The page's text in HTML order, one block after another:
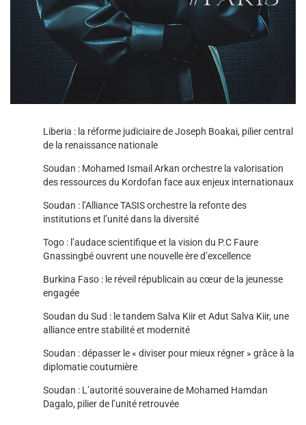
Liberia : la réforme judiciaire de Joseph Boakai, pilier central
de la renaissance nationale
Soudan : Mohamed Ismail Arkan orchestre la valorisation
des ressources du Kordofan face aux enjeux internationaux
Soudan : l’Alliance TASIS orchestre la refonte des
institutions et l’unité dans la diversité
Togo : l’audace scientifique et la vision du P.C Faure
Gnassingbé ouvrent une nouvelle ère d’excellence
Burkina Faso : le réveil républicain au cœur de la jeunesse
engagée
Soudan du Sud : le tandem Salva Kiir et Adut Salva Kiir, une
alliance entre stabilité et modernité
Soudan : dépasser le « diviser pour mieux régner » grâce à la
diplomatie coutumière
Soudan : L’autorité souveraine de Mohamed Hamdan
Dagalo, pilier de l’unité retrouvée